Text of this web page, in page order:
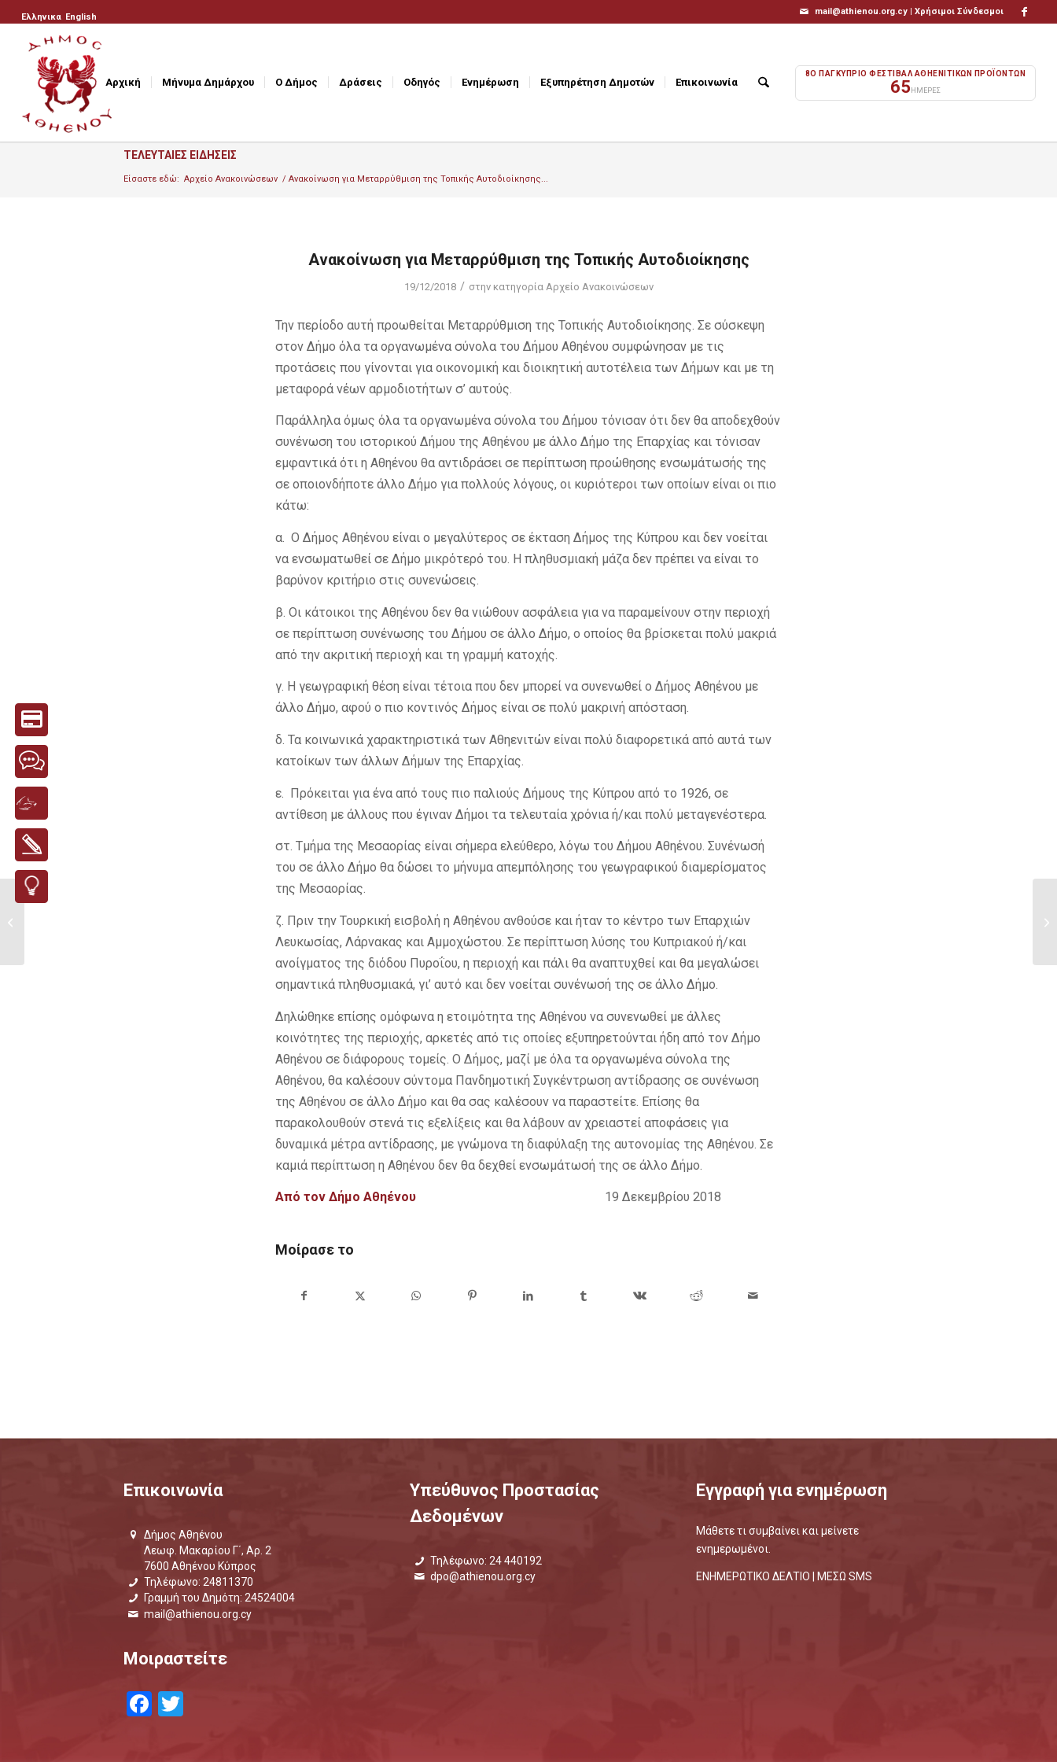
Ελληνικα English
mail@athienou.org.cy |Χρήσιμοι Σύνδεσμοι
Αρχική Μήνυμα Δημάρχου Ο Δήμος Δράσεις Οδηγός Ενημέρωση Εξυπηρέτηση Δημοτών Επικοινωνία
8Ο ΠΑΓΚΥΠΡΙΟ ΦΕΣΤΙΒΑΛ ΑΘΗΕΝΙΤΙΚΩΝ ΠΡΟΪΟΝΤΩΝ
65 ΗΜΕΡΕΣ
ΤΕΛΕΥΤΑΙΕΣ ΕΙΔΗΣΕΙΣ
Είσαστε εδώ: Αρχείο Ανακοινώσεων / Aνακοίνωση για Μεταρρύθμιση της Τοπικής Αυτοδιοίκησης...
Aνακοίνωση για Μεταρρύθμιση της Τοπικής Αυτοδιοίκησης
19/12/2018 / στην κατηγορία Αρχείο Ανακοινώσεων
Την περίοδο αυτή προωθείται Μεταρρύθμιση της Τοπικής Αυτοδιοίκησης. Σε σύσκεψη
στον Δήμο όλα τα οργανωμένα σύνολα του Δήμου Αθηένου συμφώνησαν με τις
προτάσεις που γίνονται για οικονομική και διοικητική αυτοτέλεια των Δήμων και με τη
μεταφορά νέων αρμοδιοτήτων σ’ αυτούς.
Παράλληλα όμως όλα τα οργανωμένα σύνολα του Δήμου τόνισαν ότι δεν θα αποδεχθούν
συνένωση του ιστορικού Δήμου της Αθηένου με άλλο Δήμο της Επαρχίας και τόνισαν
εμφαντικά ότι η Αθηένου θα αντιδράσει σε περίπτωση προώθησης ενσωμάτωσής της
σε οποιονδήποτε άλλο Δήμο για πολλούς λόγους, οι κυριότεροι των οποίων είναι οι πιο
κάτω:
α. Ο Δήμος Αθηένου είναι ο μεγαλύτερος σε έκταση Δήμος της Κύπρου και δεν νοείται
να ενσωματωθεί σε Δήμο μικρότερό του. Η πληθυσμιακή μάζα δεν πρέπει να είναι το
βαρύνον κριτήριο στις συνενώσεις.
β. Οι κάτοικοι της Αθηένου δεν θα νιώθουν ασφάλεια για να παραμείνουν στην περιοχή
σε περίπτωση συνένωσης του Δήμου σε άλλο Δήμο, ο οποίος θα βρίσκεται πολύ μακριά
από την ακριτική περιοχή και τη γραμμή κατοχής.
γ. Η γεωγραφική θέση είναι τέτοια που δεν μπορεί να συνενωθεί ο Δήμος Αθηένου με
άλλο Δήμο, αφού ο πιο κοντινός Δήμος είναι σε πολύ μακρινή απόσταση.
δ. Τα κοινωνικά χαρακτηριστικά των Αθηενιτών είναι πολύ διαφορετικά από αυτά των
κατοίκων των άλλων Δήμων της Επαρχίας.
ε. Πρόκειται για ένα από τους πιο παλιούς Δήμους της Κύπρου από το 1926, σε
αντίθεση με άλλους που έγιναν Δήμοι τα τελευταία χρόνια ή/και πολύ μεταγενέστερα.
στ. Τμήμα της Μεσαορίας είναι σήμερα ελεύθερο, λόγω του Δήμου Αθηένου. Συνένωσή
του σε άλλο Δήμο θα δώσει το μήνυμα απεμπόλησης του γεωγραφικού διαμερίσματος
της Μεσαορίας.
ζ. Πριν την Τουρκική εισβολή η Αθηένου ανθούσε και ήταν το κέντρο των Επαρχιών
Λευκωσίας, Λάρνακας και Αμμοχώστου. Σε περίπτωση λύσης του Κυπριακού ή/και
ανοίγματος της διόδου Πυροΐου, η περιοχή και πάλι θα αναπτυχθεί και θα μεγαλώσει
σημαντικά πληθυσμιακά, γι’ αυτό και δεν νοείται συνένωσή της σε άλλο Δήμο.
Δηλώθηκε επίσης ομόφωνα η ετοιμότητα της Αθηένου να συνενωθεί με άλλες
κοινότητες της περιοχής, αρκετές από τις οποίες εξυπηρετούνται ήδη από τον Δήμο
Αθηένου σε διάφορους τομείς. Ο Δήμος, μαζί με όλα τα οργανωμένα σύνολα της
Αθηένου, θα καλέσουν σύντομα Πανδημοτική Συγκέντρωση αντίδρασης σε συνένωση
της Αθηένου σε άλλο Δήμο και θα σας καλέσουν να παραστείτε. Επίσης θα
παρακολουθούν στενά τις εξελίξεις και θα λάβουν αν χρειαστεί αποφάσεις για
δυναμικά μέτρα αντίδρασης, με γνώμονα τη διαφύλαξη της αυτονομίας της Αθηένου. Σε
καμιά περίπτωση η Αθηένου δεν θα δεχθεί ενσωμάτωσή της σε άλλο Δήμο.
Από τον Δήμο Αθηένου 19 Δεκεμβρίου 2018
Μοίρασε το
Επικοινωνία
Δήμος Αθηένου
Λεωφ. Μακαρίου Γ΄, Αρ. 2
7600 Αθηένου Κύπρος
Τηλέφωνο: 24811370
Γραμμή του Δημότη: 24524004
mail@athienou.org.cy
Μοιραστείτε
Facebook
Υπεύθυνος Προστασίας
Δεδομένων
Τηλέφωνο: 24 440192
dpo@athienou.org.cy
Εγγραφή για ενημέρωση
Μάθετε τι συμβαίνει και μείνετε
ενημερωμένοι.
ΕΝΗΜΕΡΩΤΙΚΟ ΔΕΛΤΙΟ | ΜΕΣΩ SMS
Κλειστά τα ταμεία του